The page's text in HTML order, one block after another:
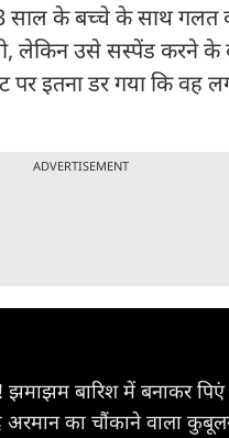
के बच्चे के साथ गलत
लेकिन उसे सस्पेंड करने के
इतना डर गया कि वह
ADVERTISEMENT
बारिश में बनाकर
अरमान का चौंकाने वाला